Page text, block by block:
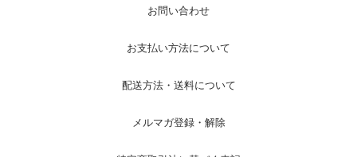
お問い合わせ
お支払い方法について
配送方法・送料について
メルマガ登録・解除